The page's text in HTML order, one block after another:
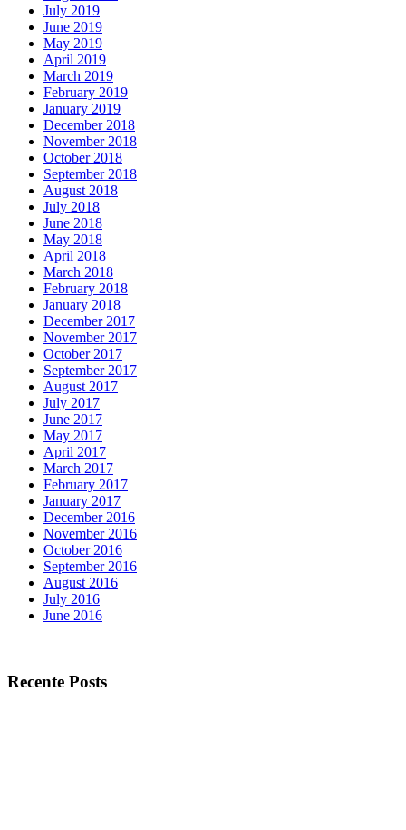
July 2019
June 2019
May 2019
April 2019
March 2019
February 2019
January 2019
December 2018
November 2018
October 2018
September 2018
August 2018
July 2018
June 2018
May 2018
April 2018
March 2018
February 2018
January 2018
December 2017
November 2017
October 2017
September 2017
August 2017
July 2017
June 2017
May 2017
April 2017
March 2017
February 2017
January 2017
December 2016
November 2016
October 2016
September 2016
August 2016
July 2016
June 2016
Recente Posts